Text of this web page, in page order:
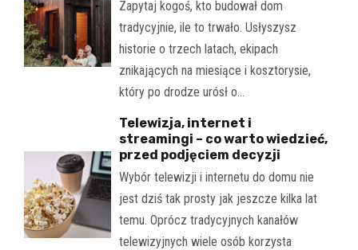
Zapytaj kogoś, kto budował dom
tradycyjnie, ile to trwało. Usłyszysz
historie o trzech latach, ekipach
znikających na miesiące i kosztorysie,
który po drodze urósł o…
Telewizja, internet i
streamingi – co warto wiedzieć,
przed podjęciem decyzji
Wybór telewizji i internetu do domu nie
jest dziś tak prosty jak jeszcze kilka lat
temu. Oprócz tradycyjnych kanałów
telewizyjnych wiele osób korzysta